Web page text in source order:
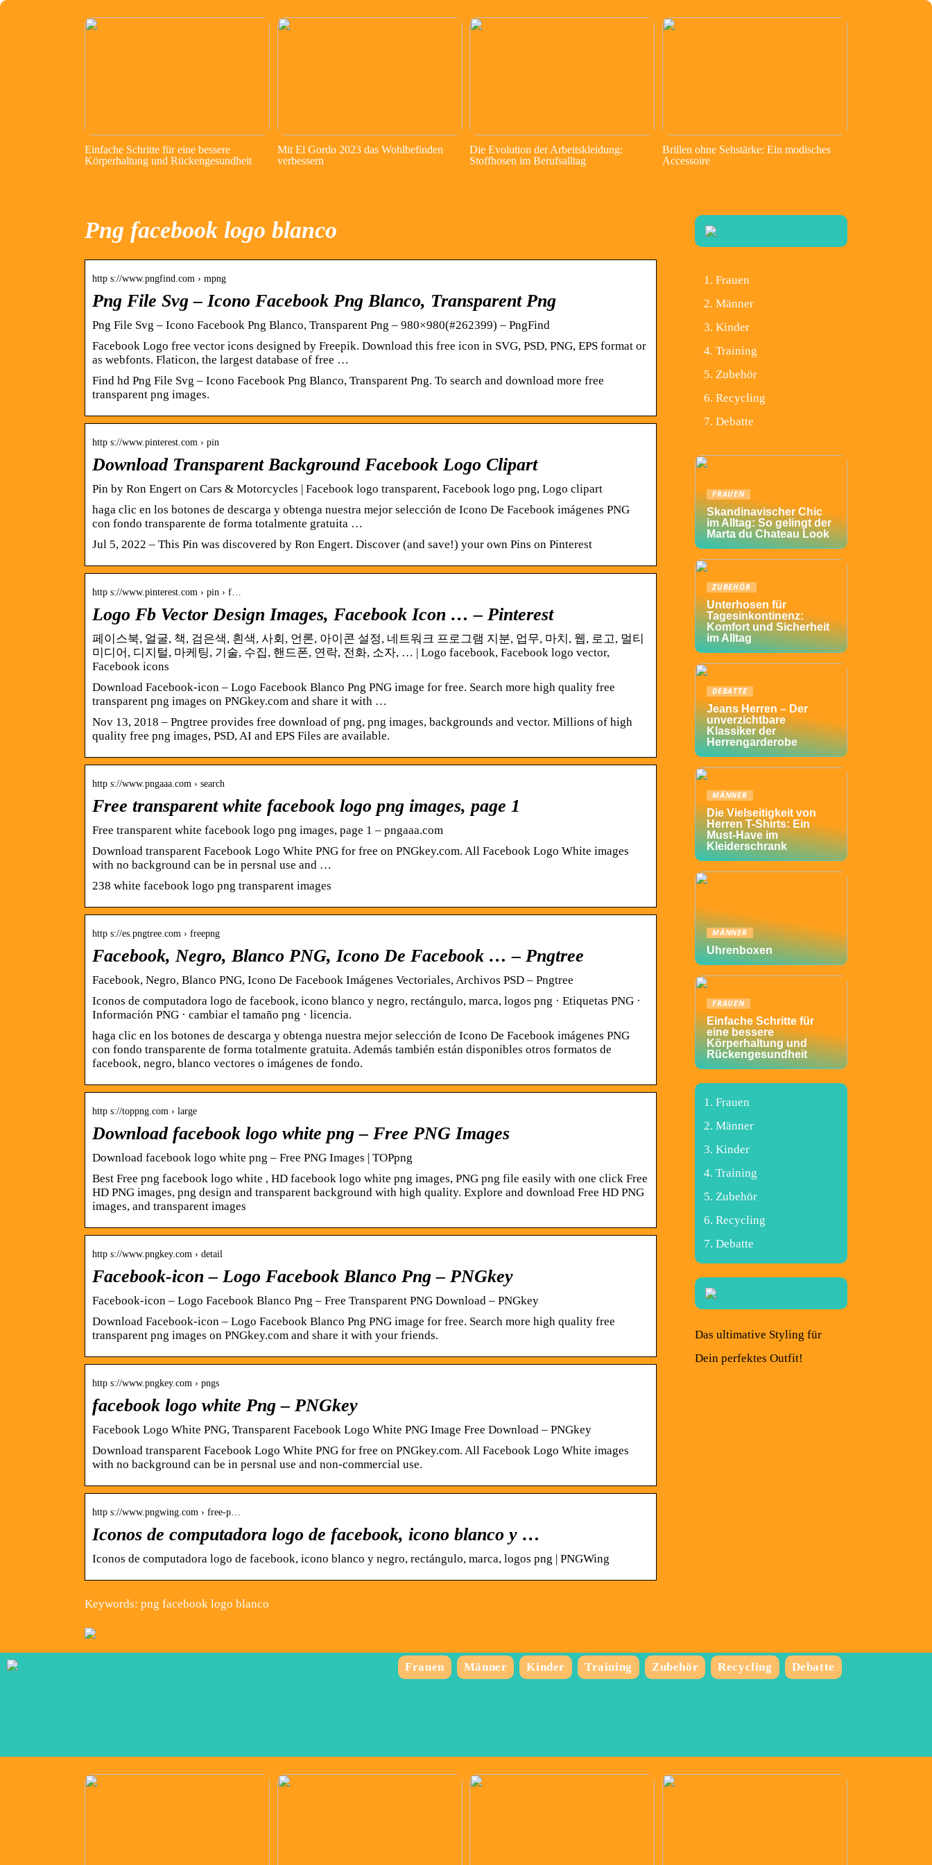
Einfache Schritte für eine bessere
Körperhaltung und Rückengesundheit
Mit El Gordo 2023 das Wohlbefinden
verbessern
Die Evolution der Arbeitskleidung:
Stoffhosen im Berufsalltag
Brillen ohne Sehstärke: Ein modisches
Accessoire
Png facebook logo blanco
http s://www.pngfind.com › mpng
Png File Svg – Icono Facebook Png Blanco, Transparent Png
Png File Svg – Icono Facebook Png Blanco, Transparent Png – 980×980(#262399) – PngFind
Facebook Logo free vector icons designed by Freepik. Download this free icon in SVG, PSD, PNG, EPS format or
as webfonts. Flaticon, the largest database of free …
Find hd Png File Svg – Icono Facebook Png Blanco, Transparent Png. To search and download more free
transparent png images.
http s://www.pinterest.com › pin
Download Transparent Background Facebook Logo Clipart
Pin by Ron Engert on Cars & Motorcycles | Facebook logo transparent, Facebook logo png, Logo clipart
haga clic en los botones de descarga y obtenga nuestra mejor selección de Icono De Facebook imágenes PNG
con fondo transparente de forma totalmente gratuita …
Jul 5, 2022 – This Pin was discovered by Ron Engert. Discover (and save!) your own Pins on Pinterest
http s://www.pinterest.com › pin › f…
Logo Fb Vector Design Images, Facebook Icon … – Pinterest
페이스북, 얼굴, 책, 검은색, 흰색, 사회, 언론, 아이콘 설정, 네트워크 프로그램 지분, 업무, 마치, 웹, 로고, 멀티
미디어, 디지털, 마케팅, 기술, 수집, 핸드폰, 연락, 전화, 소자, … | Logo facebook, Facebook logo vector,
Facebook icons
Download Facebook-icon – Logo Facebook Blanco Png PNG image for free. Search more high quality free
transparent png images on PNGkey.com and share it with …
Nov 13, 2018 – Pngtree provides free download of png, png images, backgrounds and vector. Millions of high
quality free png images, PSD, AI and EPS Files are available.
http s://www.pngaaa.com › search
Free transparent white facebook logo png images, page 1
Free transparent white facebook logo png images, page 1 – pngaaa.com
Download transparent Facebook Logo White PNG for free on PNGkey.com. All Facebook Logo White images
with no background can be in persnal use and …
238 white facebook logo png transparent images
http s://es.pngtree.com › freepng
Facebook, Negro, Blanco PNG, Icono De Facebook … – Pngtree
Facebook, Negro, Blanco PNG, Icono De Facebook Imágenes Vectoriales, Archivos PSD – Pngtree
Iconos de computadora logo de facebook, icono blanco y negro, rectángulo, marca, logos png · Etiquetas PNG ·
Información PNG · cambiar el tamaño png · licencia.
haga clic en los botones de descarga y obtenga nuestra mejor selección de Icono De Facebook imágenes PNG
con fondo transparente de forma totalmente gratuita. Además también están disponibles otros formatos de
facebook, negro, blanco vectores o imágenes de fondo.
http s://toppng.com › large
Download facebook logo white png – Free PNG Images
Download facebook logo white png – Free PNG Images | TOPpng
Best Free png facebook logo white , HD facebook logo white png images, PNG png file easily with one click Free
HD PNG images, png design and transparent background with high quality. Explore and download Free HD PNG
images, and transparent images
http s://www.pngkey.com › detail
Facebook-icon – Logo Facebook Blanco Png – PNGkey
Facebook-icon – Logo Facebook Blanco Png – Free Transparent PNG Download – PNGkey
Download Facebook-icon – Logo Facebook Blanco Png PNG image for free. Search more high quality free
transparent png images on PNGkey.com and share it with your friends.
http s://www.pngkey.com › pngs
facebook logo white Png – PNGkey
Facebook Logo White PNG, Transparent Facebook Logo White PNG Image Free Download – PNGkey
Download transparent Facebook Logo White PNG for free on PNGkey.com. All Facebook Logo White images
with no background can be in persnal use and non-commercial use.
http s://www.pngwing.com › free-p…
Iconos de computadora logo de facebook, icono blanco y …
Iconos de computadora logo de facebook, icono blanco y negro, rectángulo, marca, logos png | PNGWing
Keywords: png facebook logo blanco
Frauen
Männer
Kinder
Training
Zubehör
Recycling
Debatte
FRAUEN
Skandinavischer Chic
im Alltag: So gelingt der
Marta du Chateau Look
ZUBEHÖR
Unterhosen für
Tagesinkontinenz:
Komfort und Sicherheit
im Alltag
DEBATTE
Jeans Herren – Der
unverzichtbare
Klassiker der
Herrengarderobe
MÄNNER
Die Vielseitigkeit von
Herren T-Shirts: Ein
Must-Have im
Kleiderschrank
MÄNNER
Uhrenboxen
FRAUEN
Einfache Schritte für
eine bessere
Körperhaltung und
Rückengesundheit
Frauen
Männer
Kinder
Training
Zubehör
Recycling
Debatte
Das ultimative Styling für
Dein perfektes Outfit!
Frauen Männer Kinder Training Zubehör Recycling Debatte